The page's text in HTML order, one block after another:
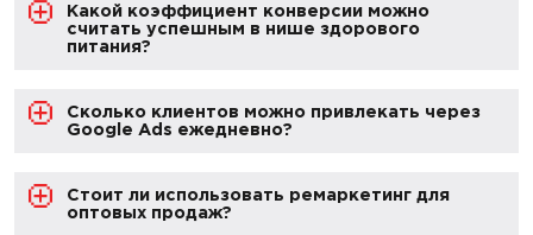
Какой коэффициент конверсии можно
считать успешным в нише здорового
питания?
Сколько клиентов можно привлекать через
Google Ads ежедневно?
Стоит ли использовать ремаркетинг для
оптовых продаж?